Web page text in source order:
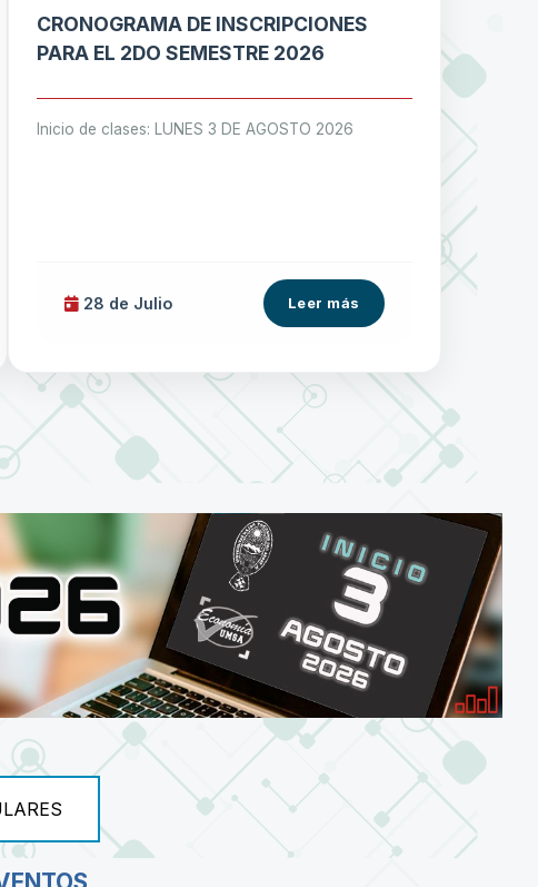
CRONOGRAMA DE INSCRIPCIONES
PARA EL 2DO SEMESTRE 2026
Inicio de clases: LUNES 3 DE AGOSTO 2026
28 de Julio Leer más